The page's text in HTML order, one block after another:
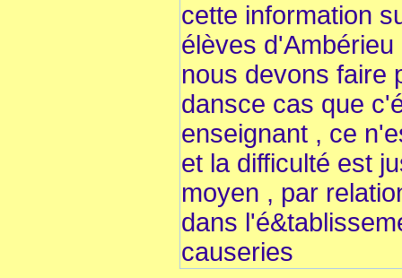
cette information
élèves
nous devons faire
dansce cas que
enseignant , ce
et la difficulté est
moyen , par
dans
causeries